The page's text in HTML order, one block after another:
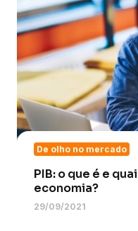
De olho no mercado
PIB: o que é e
economia?
29/09/2021